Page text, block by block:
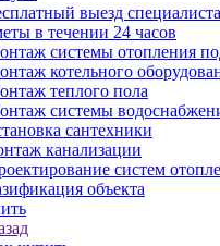
выезд
в течении 24 часов
системы отопления
котельного
теплого пола
системы
сантехники
канализации
систем
объекта